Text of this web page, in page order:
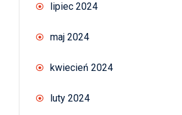
lipiec 2024
maj 2024
kwiecień 2024
luty 2024